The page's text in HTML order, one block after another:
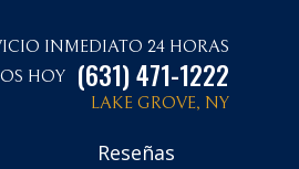
INMEDIATO 24 HORAS
HOY
(631) 471-1222
LAKE GROVE, NY
Reseñas